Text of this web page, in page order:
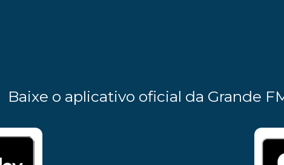
Baixe o aplicativo oficial da Grande